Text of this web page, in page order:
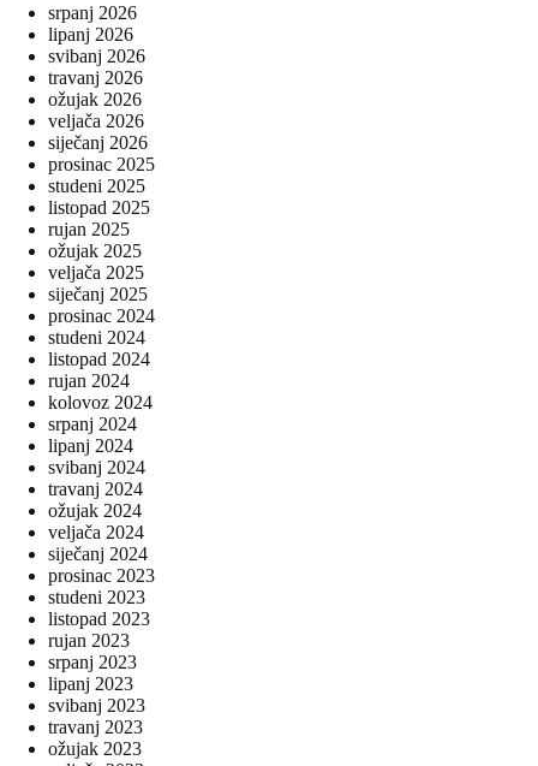
srpanj 2026
lipanj 2026
svibanj 2026
travanj 2026
ožujak 2026
veljača 2026
siječanj 2026
prosinac 2025
studeni 2025
listopad 2025
rujan 2025
ožujak 2025
veljača 2025
siječanj 2025
prosinac 2024
studeni 2024
listopad 2024
rujan 2024
kolovoz 2024
srpanj 2024
lipanj 2024
svibanj 2024
travanj 2024
ožujak 2024
veljača 2024
siječanj 2024
prosinac 2023
studeni 2023
listopad 2023
rujan 2023
srpanj 2023
lipanj 2023
svibanj 2023
travanj 2023
ožujak 2023